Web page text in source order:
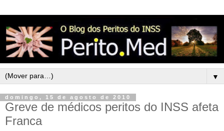
▼
domingo, 15 de agosto de 2010
Greve de médicos peritos do INSS afeta
Franca